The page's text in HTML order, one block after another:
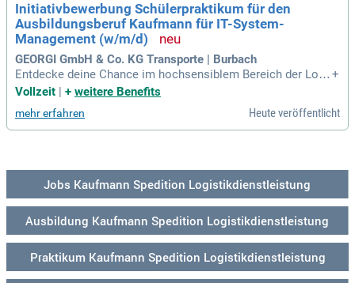
Initiativbewerbung Schülerpraktikum für den
Ausbildungsberuf Kaufmann für IT-System-
Management (w/m/d)
GEORGI GmbH & Co. KG Transporte | Burbach
Entdecke deine Chance im hochsensiblem Bereich der Logi
stik! Unser Unternehmen spezialisiert sich auf Luftfrachters
ma- und Triebwerksbereich. Wir suchen engagierte Organisa
tionstalente für ein Schülerpraktikum als Kaufmann für Spe
einem teamorientierten Klima. Du erhältst spannende Einbli
cke in unser Tagesgeschäft und sammelst wertvolle praktis
che Erfahrungen. Bewirb dich jetzt, erweitere deinen Horizon
t und erlebe eine erstklassige Ausbildung in der Logistikbra
+
Vollzeit | + weitere Benefits
mehr erfahren Heute veröffentlicht
Jobs Kaufmann Spedition Logistikdienstleistung
Ausbildung Kaufmann Spedition Logistikdienstleistung
Praktikum Kaufmann Spedition Logistikdienstleistung